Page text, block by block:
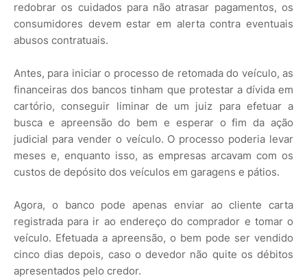
redobrar os cuidados para não atrasar pagamentos, os
consumidores devem estar em alerta contra eventuais
abusos contratuais.
Antes, para iniciar o processo de retomada do veículo, as
financeiras dos bancos tinham que protestar a dívida em
cartório, conseguir liminar de um juiz para efetuar a
busca e apreensão do bem e esperar o fim da ação
judicial para vender o veículo. O processo poderia levar
meses e, enquanto isso, as empresas arcavam com os
custos de depósito dos veículos em garagens e pátios.
Agora, o banco pode apenas enviar ao cliente carta
registrada para ir ao endereço do comprador e tomar o
veículo. Efetuada a apreensão, o bem pode ser vendido
cinco dias depois, caso o devedor não quite os débitos
apresentados pelo credor.